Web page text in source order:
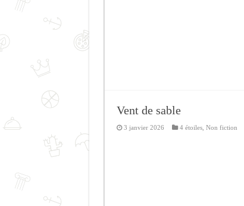
Vent de sable
3 janvier 2026 4 étoiles, Non fiction